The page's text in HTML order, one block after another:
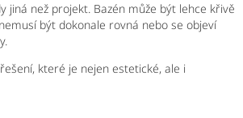
jiná než projekt. Bazén může být lehce křivě
být dokonale rovná nebo se objeví
které je nejen estetické, ale i